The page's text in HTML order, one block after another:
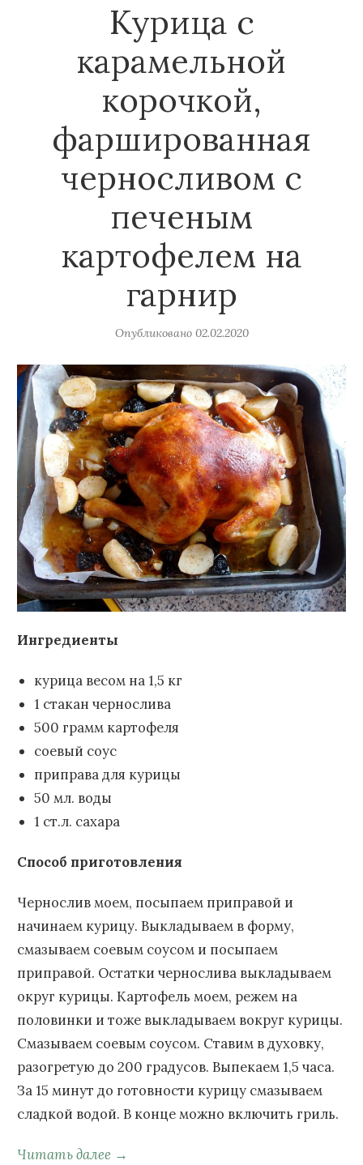
Курица с
карамельной
корочкой,
фаршированная
черносливом с
печеным
картофелем на
гарнир
Опубликовано 02.02.2020
Ингредиенты
курица весом на 1,5 кг
1 стакан чернослива
500 грамм картофеля
соевый соус
приправа для курицы
50 мл. воды
1 ст.л. сахара
Способ приготовления
Чернослив моем, посыпаем приправой и
начинаем курицу. Выкладываем в форму,
смазываем соевым соусом и посыпаем
приправой. Остатки чернослива выкладываем
округ курицы. Картофель моем, режем на
половинки и тоже выкладываем вокруг курицы.
Смазываем соевым соусом. Ставим в духовку,
разогретую до 200 градусов. Выпекаем 1,5 часа.
За 15 минут до готовности курицу смазываем
сладкой водой. В конце можно включить гриль.
Читать далее →